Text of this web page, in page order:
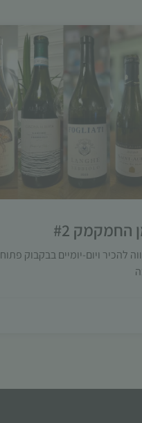
החמקמק #2
להכיר ויום-יומיים בבקבוק פתוח